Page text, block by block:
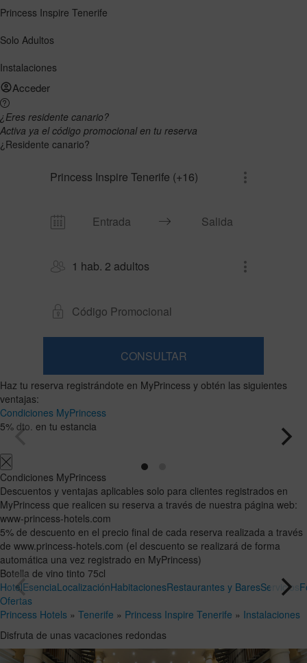
Princess Inspire Tenerife
Solo Adultos
Instalaciones
Acceder
¿Eres residente canario?
Activa ya el código promocional en tu reserva
¿Residente canario?
Princess Inspire Tenerife (+16)
1 hab. 2 adultos
CONSULTAR
Habitaciones
y
ocupaciones
Habitación
1
adultos
16
años
2
Añadir
habitación
Haz tu reserva registrándote en MyPrincess y obtén las siguientes
ventajas:
Condiciones MyPrincess
5% dto. en tu estancia
Condiciones MyPrincess
Descuentos y ventajas aplicables solo para clientes registrados en
MyPrincess que realicen su reserva a través de nuestra página web:
www-princess-hotels.com
5% de descuento en el precio final de cada reserva realizada a través
de www.princess-hotels.com (el descuento se realizará de forma
automática una vez registrado en MyPrincess)
Botella de vino tinto 75cl
HotelEsenciaLocalizaciónHabitacionesRestaurantes y BaresServicios
Ofertas
Princess Hotels » Tenerife » Princess Inspire Tenerife » Instalaciones
Disfruta de unas vacaciones redondas